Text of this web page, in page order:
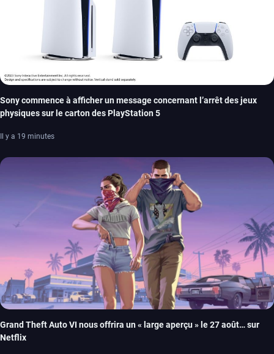
Sony commence à afficher un message concernant l’arrêt des jeux
physiques sur le carton des PlayStation 5
Il y a 19 minutes
Grand Theft Auto VI nous offrira un « large aperçu » le 27 août… sur
Netflix